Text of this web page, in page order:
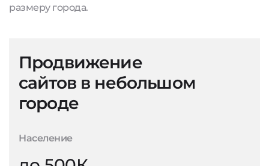
размеру города.
Продвижение
сайтов в небольшом
городе
Население